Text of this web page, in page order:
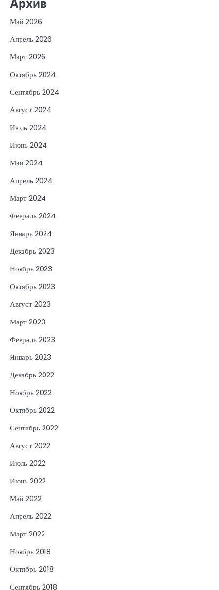
Архив
Май 2026
Апрель 2026
Март 2026
Октябрь 2024
Сентябрь 2024
Август 2024
Июль 2024
Июнь 2024
Май 2024
Апрель 2024
Март 2024
Февраль 2024
Январь 2024
Декабрь 2023
Ноябрь 2023
Октябрь 2023
Август 2023
Март 2023
Февраль 2023
Январь 2023
Декабрь 2022
Ноябрь 2022
Октябрь 2022
Сентябрь 2022
Август 2022
Июль 2022
Июнь 2022
Май 2022
Апрель 2022
Март 2022
Ноябрь 2018
Октябрь 2018
Сентябрь 2018